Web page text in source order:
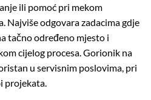
ili pomoć pri mekom
Najviše odgovara zadacima gdje
tačno određeno mjesto i
cijelog procesa. Gorionik na
u servisnim poslovima, pri
projekata.